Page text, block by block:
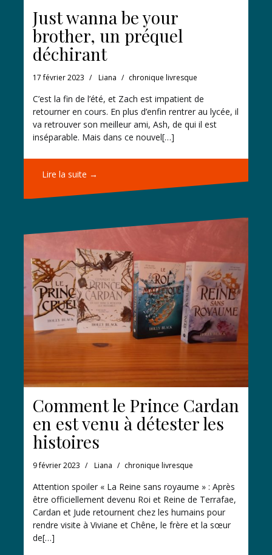
Just wanna be your
brother, un préquel
déchirant
17 février 2023 Liana chronique livresque
C’est la fin de l’été, et Zach est impatient de
retourner en cours. En plus d’enfin rentrer au lycée, il
va retrouver son meilleur ami, Ash, de qui il est
inséparable. Mais dans ce nouvel[…]
Lire la suite →
Comment le Prince Cardan
en est venu à détester les
histoires
9 février 2023 Liana chronique livresque
Attention spoiler « La Reine sans royaume » : Après
être officiellement devenu Roi et Reine de Terrafae,
Cardan et Jude retournent chez les humains pour
rendre visite à Viviane et Chêne, le frère et la sœur
de[…]